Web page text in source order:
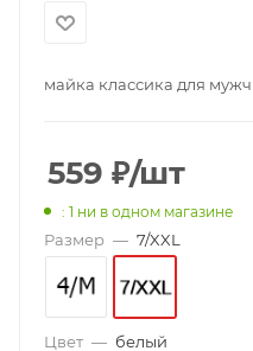
майка классика для
559 ₽/шт
: 1 ни в одном магазине
Размер — 7/XXL
Цвет — белый